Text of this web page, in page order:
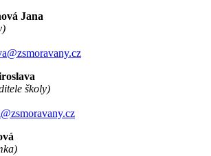
Jana
školy)